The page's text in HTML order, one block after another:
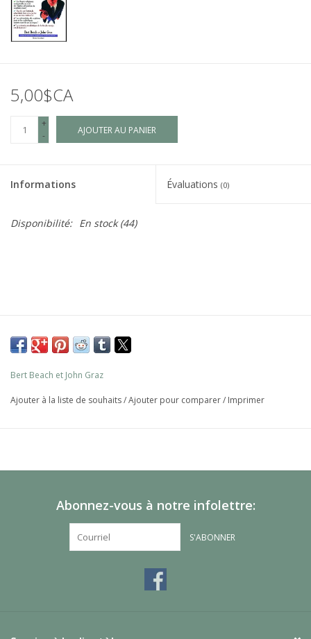
5,00$CA
+
-
AJOUTER AU PANIER
Informations Évaluations (0)
Disponibilité: En stock(44)
Bert Beach et John Graz
Ajouter à la liste de souhaits/Ajouter pour comparer/ Imprimer
Abonnez-vous à notre infolettre:
S'ABONNER